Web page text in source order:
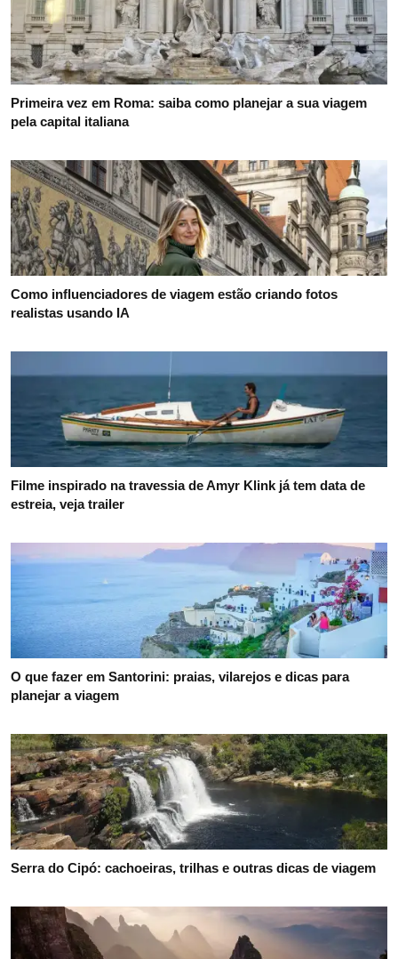
Primeira vez em Roma: saiba como planejar a sua viagem
pela capital italiana
Como influenciadores de viagem estão criando fotos
realistas usando IA
Filme inspirado na travessia de Amyr Klink já tem data de
estreia, veja trailer
O que fazer em Santorini: praias, vilarejos e dicas para
planejar a viagem
Serra do Cipó: cachoeiras, trilhas e outras dicas de viagem